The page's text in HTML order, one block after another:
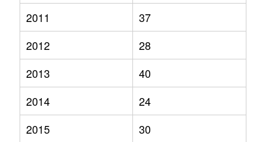
2011
37
2012
28
2013
40
2014
24
2015
30